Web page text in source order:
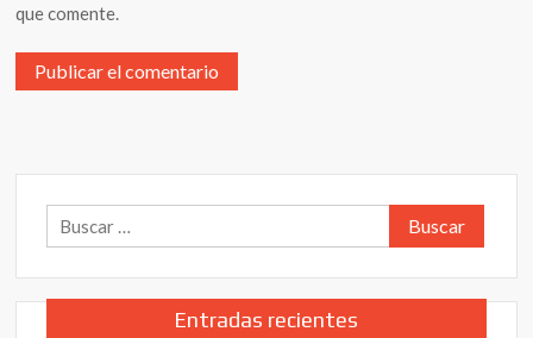
que comente.
Buscar:
Entradas recientes